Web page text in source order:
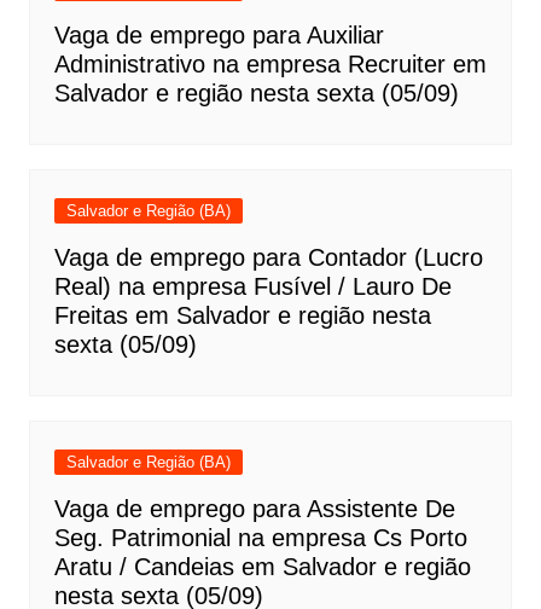
Vaga de emprego para Auxiliar
Administrativo na empresa Recruiter em
Salvador e região nesta sexta (05/09)
Salvador e Região (BA)
Vaga de emprego para Contador (Lucro
Real) na empresa Fusível / Lauro De
Freitas em Salvador e região nesta
sexta (05/09)
Salvador e Região (BA)
Vaga de emprego para Assistente De
Seg. Patrimonial na empresa Cs Porto
Aratu / Candeias em Salvador e região
nesta sexta (05/09)